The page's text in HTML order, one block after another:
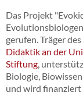
Das Projekt
gerufen. Träger
Didaktik an der
Stiftung ,
Biologie,
und wird